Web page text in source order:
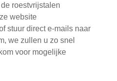
roestvrijstalen
website
stuur direct e-mails naar
we zullen u zo snel
voor mogelijke